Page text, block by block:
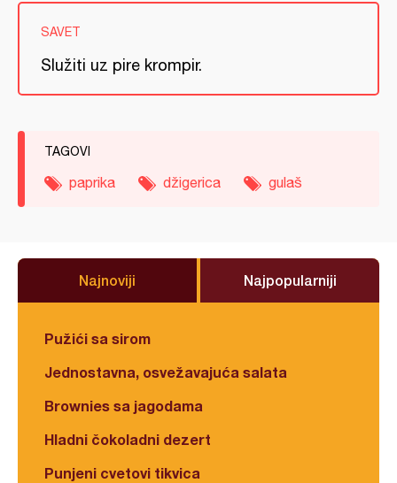
SAVET
Služiti uz pire krompir.
TAGOVI
paprika džigerica gulaš
Najnoviji Najpopularniji
Pužići sa sirom
Jednostavna, osvežavajuća salata
Brownies sa jagodama
Hladni čokoladni dezert
Punjeni cvetovi tikvica